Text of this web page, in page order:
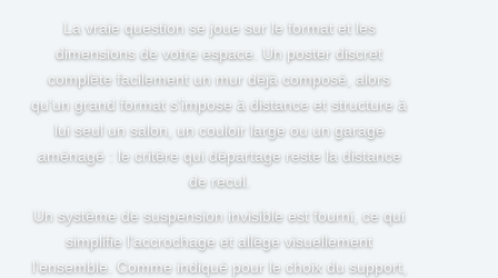
La vraie question se joue sur le format et les
dimensions de votre espace. Un poster discret
complète facilement un mur déjà composé, alors
qu’un grand format s’impose à distance et structure à
lui seul un salon, un couloir large ou un garage
aménagé : le critère qui départage reste la distance
de recul.
Un système de suspension invisible est fourni, ce qui
simplifie l’accrochage et allège visuellement
l’ensemble. Comme indiqué pour le choix du support,